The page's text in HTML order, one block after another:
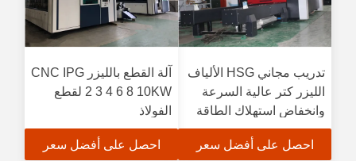
تدريب مجاني HSG الألياف
الليزر كتر عالية السرعة
وانخفاض استهلاك الطاقة
احصل على أفضل سعر
آلة القطع بالليزر CNC IPG
2 3 4 6 8 10KW لقطع
الفولاذ
احصل على أفضل سعر